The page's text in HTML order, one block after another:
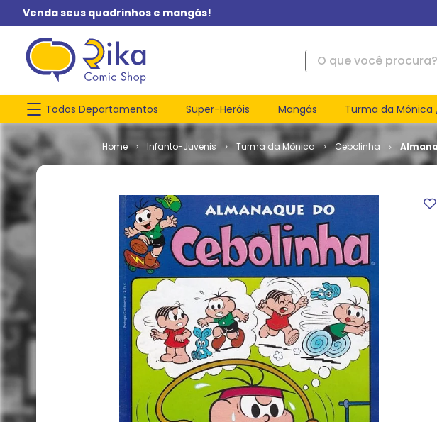
Venda seus quadrinhos e mangás!
O que você procura?
Todos Departamentos Super-Heróis Mangás Turma da Mônica
Infanto-Juvenis Turma da Mônica Cebolinha
do